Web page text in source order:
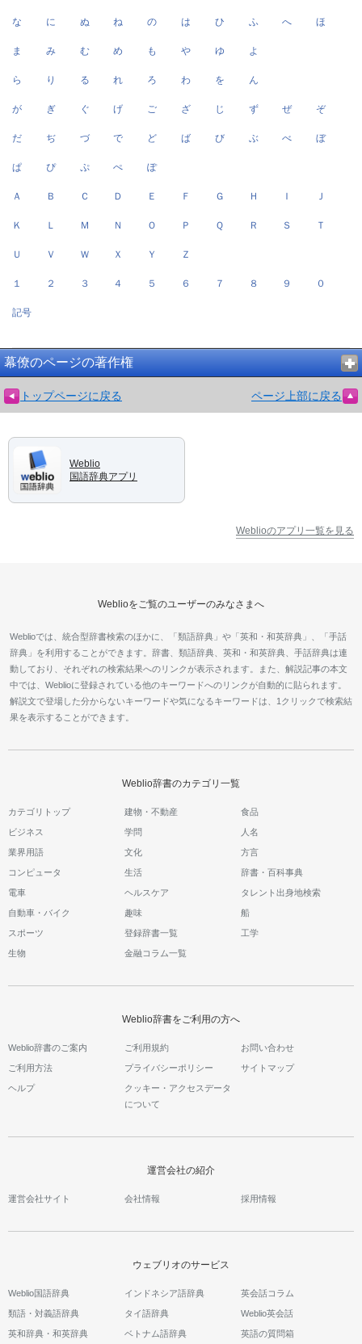
な に ぬ ね の は ひ ふ へ ほ
ま み む め も や ゆ よ
ら り る れ ろ わ を ん
が ぎ ぐ げ ご ざ じ ず ぜ ぞ
だ ぢ づ で ど ば び ぶ べ ぼ
ぱ ぴ ぷ ぺ ぽ
Ａ Ｂ Ｃ Ｄ Ｅ Ｆ Ｇ Ｈ Ｉ Ｊ
Ｋ Ｌ Ｍ Ｎ Ｏ Ｐ Ｑ Ｒ Ｓ Ｔ
Ｕ Ｖ Ｗ Ｘ Ｙ Ｚ
１ ２ ３ ４ ５ ６ ７ ８ ９ ０
記号
幕僚のページの著作権
トップページに戻る ページ上部に戻る
Weblio
国語辞典アプリ
Weblioのアプリ一覧を見る
Weblioをご覧のユーザーのみなさまへ
Weblioでは、統合型辞書検索のほかに、「類語辞典」や「英和・和英辞典」、「手話
辞典」を利用することができます。辞書、類語辞典、英和・和英辞典、手話辞典は連
動しており、それぞれの検索結果へのリンクが表示されます。また、解説記事の本文
中では、Weblioに登録されている他のキーワードへのリンクが自動的に貼られます。
解説文で登場した分からないキーワードや気になるキーワードは、1クリックで検索結
果を表示することができます。
Weblio辞書のカテゴリ一覧
カテゴリトップ 建物・不動産 食品
ビジネス 学問 人名
業界用語 文化 方言
コンピュータ 生活 辞書・百科事典
電車 ヘルスケア タレント出身地検索
自動車・バイク 趣味 船
スポーツ 登録辞書一覧 工学
生物 金融コラム一覧
Weblio辞書をご利用の方へ
Weblio辞書のご案内 ご利用規約 お問い合わせ
ご利用方法 プライバシーポリシー サイトマップ
ヘルプ
クッキー・アクセスデータ
について
運営会社の紹介
運営会社サイト 会社情報 採用情報
ウェブリオのサービス
Weblio国語辞典
類語・対義語辞典
英和辞典・和英辞典
インドネシア語辞典
タイ語辞典
ベトナム語辞典
英会話コラム
Weblio英会話
英語の質問箱